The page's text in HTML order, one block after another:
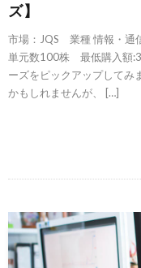
ズ】
市場：JQS 業種 情報・
単元数100株 最低購入額
ーズをピックアップしてみ
かもしれませんが、 […]